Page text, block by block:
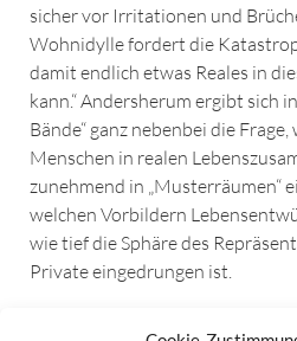
sicher vor Irritationen und
Wohnidylle fordert die
damit endlich etwas Reales in
kann.“ Andersherum ergibt sich
Bände“ ganz nebenbei die
Menschen in realen
zunehmend in „Musterräumen“
welchen Vorbildern
wie tief die Sphäre des
Private eingedrungen ist.
Bettina Reichmuth